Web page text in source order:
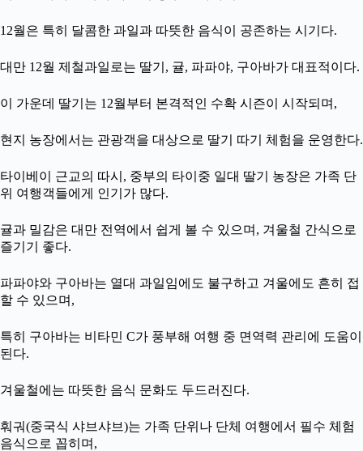
12월은 특히 달콤한 과일과 따뜻한 음식이 공존하는 시기다.
대만 12월 제철과일로는 딸기, 귤, 파파야, 구아바가 대표적이다.
이 가운데 딸기는 12월부터 본격적인 수확 시즌이 시작되며,
현지 농장에서는 관광객을 대상으로 딸기 따기 체험을 운영한다.
타이베이 근교의 따시, 중부의 타이중 일대 딸기 농장은 가족 단
위 여행객들에게 인기가 많다.
귤과 밀감은 대만 전역에서 쉽게 볼 수 있으며, 겨울철 간식으로
즐기기 좋다.
파파야와 구아바는 열대 과일임에도 불구하고 겨울에도 흔히 접
할 수 있으며,
특히 구아바는 비타민 C가 풍부해 여행 중 면역력 관리에 도움이
된다.
겨울철에는 따뜻한 음식 문화도 두드러진다.
훠궈(중국식 샤브샤브)는 가족 단위나 단체 여행에서 필수 체험
음식으로 꼽히며,